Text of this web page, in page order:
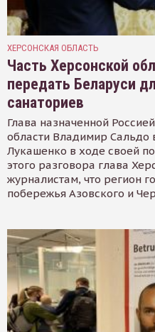
ХЕРСОНСКАЯ ОБЛАСТЬ
Часть Херсонской
передать Беларуси
санаториев
Глава назначенной
области Владимир Сальдо
Лукашенко в ходе своей
этого разговора глава
журналистам, что регион
побережья Азовского и